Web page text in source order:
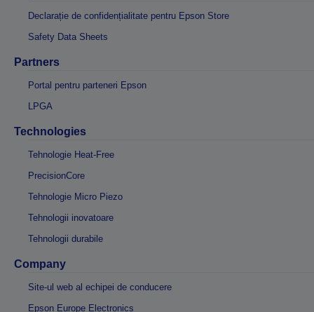
Declarație de confidențialitate pentru Epson Store
Safety Data Sheets
Partners
Portal pentru parteneri Epson
LPGA
Technologies
Tehnologie Heat-Free
PrecisionCore
Tehnologie Micro Piezo
Tehnologii inovatoare
Tehnologii durabile
Company
Site-ul web al echipei de conducere
Epson Europe Electronics